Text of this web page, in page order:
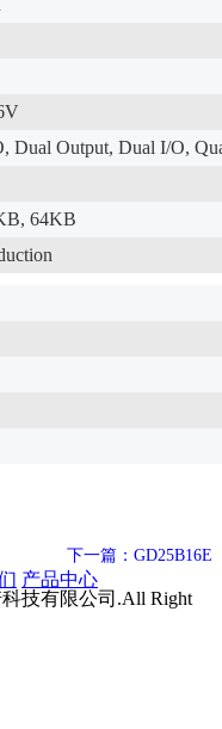
Dual Output, Dual I/O,
64KB
下一篇：GD25B16E
产品中心
科技有限公司.All Right